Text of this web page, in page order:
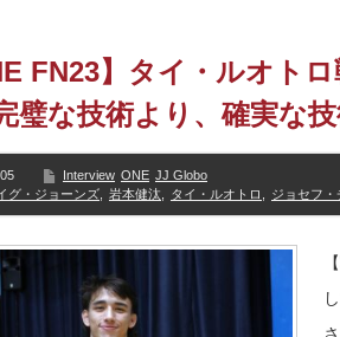
FN23】タイ・ルオト
璧な技術より、確実な技
Interview ONE JJ Globo
グ・ジョーンズ
岩本健汰 タイ・ルオトロ ジョセフ・